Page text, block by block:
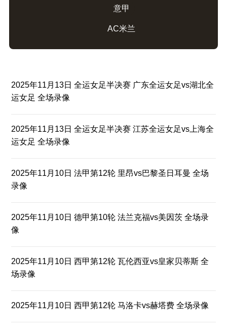
意甲
AC米兰
2025年11月13日 全运女足半决赛 广东全运女足vs湖北全
运女足 全场录像
2025年11月13日 全运女足半决赛 江苏全运女足vs上海全
运女足 全场录像
2025年11月10日 法甲第12轮 里昂vs巴黎圣日耳曼 全场
录像
2025年11月10日 德甲第10轮 法兰克福vs美因茨 全场录
像
2025年11月10日 西甲第12轮 瓦伦西亚vs皇家贝蒂斯 全
场录像
2025年11月10日 西甲第12轮 马洛卡vs赫塔费 全场录像